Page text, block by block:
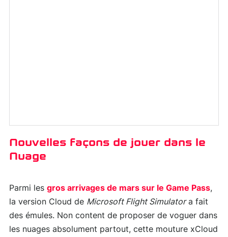
Nouvelles façons de jouer dans le
Nuage
Parmi les gros arrivages de mars sur le Game Pass,
la version Cloud de Microsoft Flight Simulatora fait
des émules. Non content de proposer de voguer dans
les nuages absolument partout, cette mouture xCloud